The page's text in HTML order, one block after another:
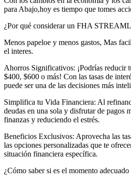
para Abajo,hoy es tiempo que tomes
¿Por qué considerar un FHA
Menos papeloe y menos gastos, Mas
el interes.
Ahorros Significativos: ¡Podrías reducir
$400, $600 o más! Con las tasas de
puede ser una de las decisiones más
Simplifica tu Vida Financiera: Al
deudas en una sola y disfrutar de pagos
finanzas y reduciendo el estrés.
Beneficios Exclusivos: Aprovecha las
las opciones personalizadas que te
situación financiera específica.
¿Cómo saber si es el momento adecuado